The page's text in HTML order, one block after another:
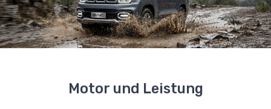
Motor und Leistung